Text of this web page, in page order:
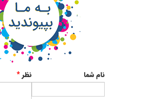
نام شما نظر*